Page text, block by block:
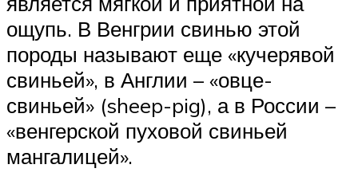
ощупь. В Венгрии свинью этой
породы называют еще «кучерявой
свиньей», в Англии – «овце-
свиньей» (sheep-pig), а в России –
«венгерской пуховой свиньей
мангалицей».